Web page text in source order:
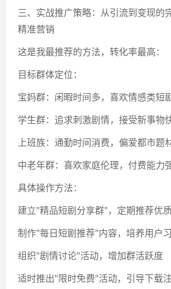
三、实战推广策略：从引流到变现的
精准营销
这是我最推荐的方法，转化率最高：
目标群体定位：
宝妈群：闲暇时间多，喜欢情感类短
学生群：追求刺激剧情，接受新事物
上班族：通勤时间消费，偏爱都市题
中老年群：喜欢家庭伦理，付费能力
具体操作方法：
建立"精品短剧分享群"，定期推荐优
制作"每日短剧推荐"内容，培养用户
组织"剧情讨论"活动，增加群活跃度
适时推出"限时免费"活动，引导下载